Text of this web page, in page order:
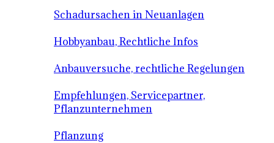
Schadursachen in Neuanlagen
Hobbyanbau, Rechtliche Infos
Anbauversuche, rechtliche Regelungen
Empfehlungen, Servicepartner,
Pflanzunternehmen
Pflanzung